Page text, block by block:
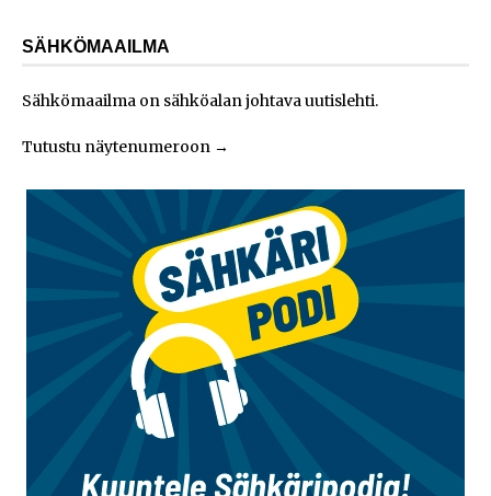
SÄHKÖMAAILMA
Sähkömaailma on sähköalan johtava uutislehti.
Tutustu näytenumeroon →